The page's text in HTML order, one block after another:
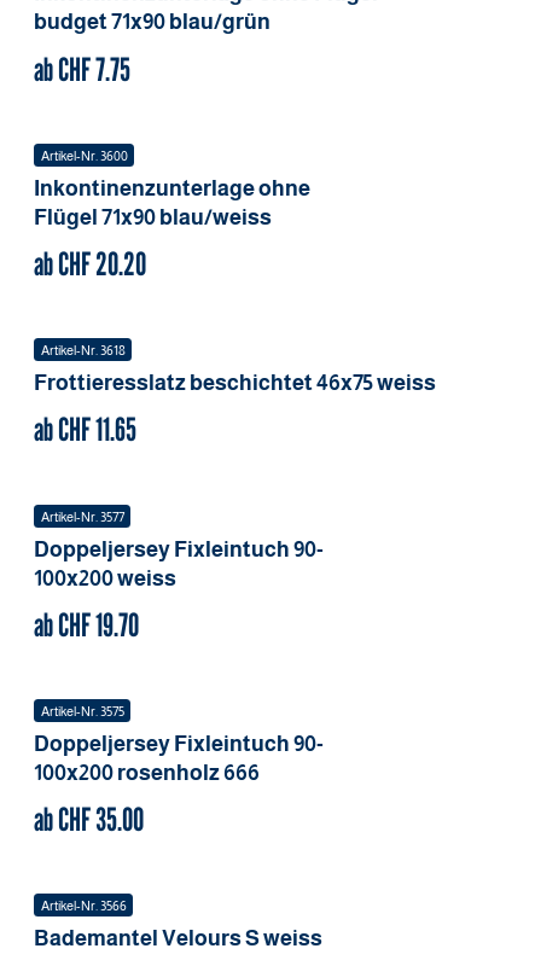
budget71x90 blau/grün
ab CHF7.75
Artikel-Nr. 3600
Inkontinenzunterlage ohne
Flügel 71x90 blau/weiss
ab CHF20.20
Artikel-Nr. 3618
Frottieresslatz beschichtet46x75weiss
ab CHF11.65
Artikel-Nr. 3577
Doppeljersey Fixleintuch 90-
100x200weiss
ab CHF19.70
Artikel-Nr. 3575
Doppeljersey Fixleintuch 90-
100x200 rosenholz 666
ab CHF35.00
Artikel-Nr. 3566
Bademantel VeloursSweiss